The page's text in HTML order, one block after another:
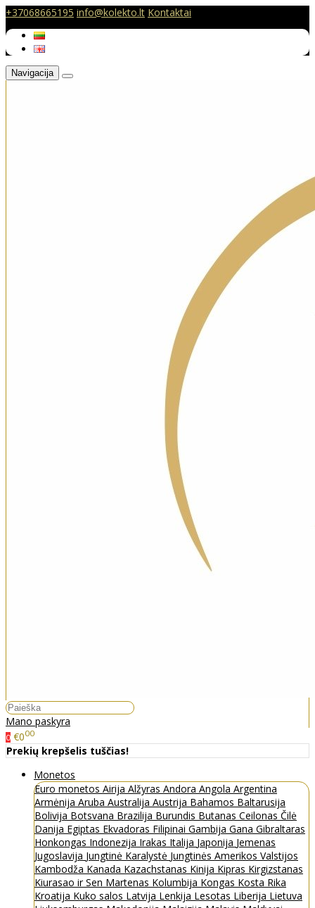
+37068665195 info@kolekto.lt Kontaktai
Navigacija
Mano paskyra
0 €000
Prekių krepšelis tuščias!
Monetos
Euro monetos Airija Alžyras Andora Angola Argentina
Armėnija Aruba Australija Austrija Bahamos Baltarusija
Bolivija Botsvana Brazilija Burundis Butanas Ceilonas Čilė
Danija Egiptas Ekvadoras Filipinai Gambija Gana Gibraltaras
Honkongas Indonezija Irakas Italija Japonija Jemenas
Jugoslavija Jungtinė Karalystė Jungtinės Amerikos Valstijos
Kambodža Kanada Kazachstanas Kinija Kipras Kirgizstanas
Kiurasao ir Sen Martenas Kolumbija Kongas Kosta Rika
Kroatija Kuko salos Latvija Lenkija Lesotas Liberija Lietuva